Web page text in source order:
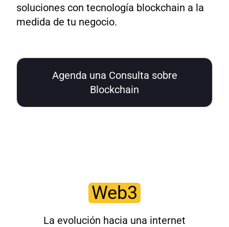
soluciones con tecnología blockchain a la
medida de tu negocio.
Agenda una Consulta sobre
Blockchain
Web3
La evolución hacia una internet